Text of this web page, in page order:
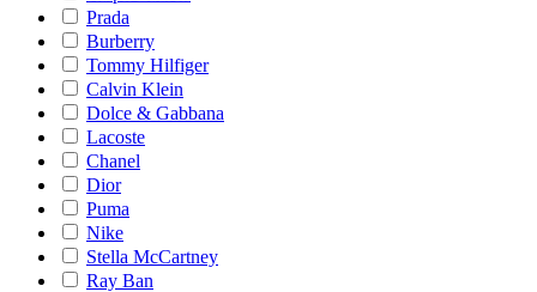
Prada
Burberry
Tommy Hilfiger
Calvin Klein
Dolce & Gabbana
Lacoste
Chanel
Dior
Puma
Nike
Stella McCartney
Ray Ban